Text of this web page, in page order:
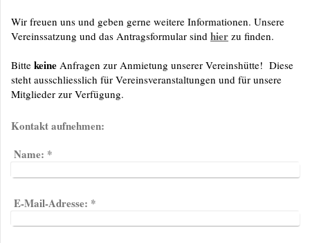
Wir freuen uns und geben gerne weitere Informationen. Unsere
Vereinssatzung und das Antragsformular sind hier zu finden.
Bitte keine Anfragen zur Anmietung unserer Vereinshütte! Diese
steht ausschliesslich für Vereinsveranstaltungen und für unsere
Mitglieder zur Verfügung.
Kontakt aufnehmen:
Name: *
E-Mail-Adresse: *